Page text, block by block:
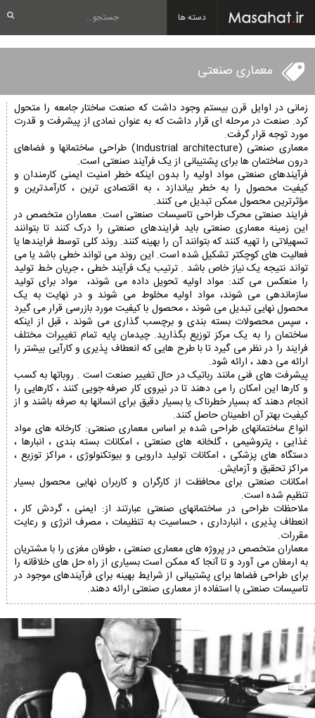
دسته ها
معماری صنعتی
زمانی در اوایل قرن بیستم وجود داشت که صنعت ساختار جامعه را متحول
کرد. صنعت در مرحله ای قرار داشت که به عنوان نمادی از پیشرفت و قدرت
مورد توجه قرار گرفت.
معماری صنعتی (Industrial architecture) طراحی ساختمانها و فضاهای
درون ساختمان ها برای پشتیبانی از یک فرآیند صنعتی است.
فرآیندهای صنعتی مواد اولیه را بدون اینکه خطر امنیت ایمنی کارمندان و
کیفیت محصول را به خطر بیاندازد ، به اقتصادی ترین ، کارآمدترین و
مؤثرترین محصول ممکن تبدیل می کنند.
فرایند صنعتی محرک طراحی تاسیسات صنعتی است. معماران متخصص در
این زمینه معماری صنعتی باید فرایندهای صنعتی را درک کنند تا بتوانند
تسهیلاتی را تهیه کنند که بتوانند آن را بهینه کنند. روند کلی توسط فرایندها یا
فعالیت های کوچکتر تشکیل شده است. این روند می تواند خطی باشد یا می
تواند نتیجه یک نیاز خاص باشد . ترتیب یک فرآیند خطی ، جریان خط تولید
را منعکس می کند: مواد اولیه تحویل داده می شوند، مواد برای تولید
سازماندهی می شوند، مواد اولیه مخلوط می شوند و در نهایت به یک
محصول نهایی تبدیل می شوند ، محصول با کیفیت مورد بازرسی قرار می گیرد
، سپس محصولات بسته بندی و برچسب گذاری می شوند ، قبل از اینکه
ساختمان را به یک مرکز توزیع بگذارید. چیدمان پایه تمام تغییرات مختلف
فرایند را در نظر می گیرد تا با طرح هایی که انعطاف پذیری و کارآیی بیشتر را
ارائه می دهد ، ارائه شود.
پیشرفت های فنی مانند رباتیک در حال تغییر صنعت است . روباتها به کسب
و کارها این امکان را می دهند تا در نیروی کار صرفه جویی کنند ، کارهایی را
انجام دهند که بسیار خطرناک یا بسیار دقیق برای انسانها به صرفه باشند و از
کیفیت بهتر آن اطمینان حاصل کنند.
انواع ساختمانهای طراحی شده بر اساس معماری صنعتی: کارخانه های مواد
غذایی ، پتروشیمی ، گلخانه های صنعتی ، امکانات بسته بندی ، انبارها ،
دستگاه های پزشکی ، امکانات تولید دارویی و بیوتکنولوژی ، مراکز توزیع ،
مراکز تحقیق و آزمایش.
امکانات صنعتی برای محافظت از کارگران و کاربران نهایی محصول بسیار
تنظیم شده است.
ملاحظات طراحی در ساختمانهای صنعتی عبارتند از: ایمنی ، گردش کار ،
انعطاف پذیری ، انبارداری ، حساسیت به تنظیمات ، مصرف انرژی و رعایت
مقررات.
معماران متخصص در پروژه های معماری صنعتی ، طوفان مغزی را با مشتریان
به ارمغان می آورد و تا آنجا که ممکن است بسیاری از راه حل های خلاقانه را
برای طراحی فضاها برای پشتیبانی از شرایط بهینه برای فرآیندهای موجود در
تاسیسات صنعتی با استفاده از معماری صنعتی ارائه دهند.